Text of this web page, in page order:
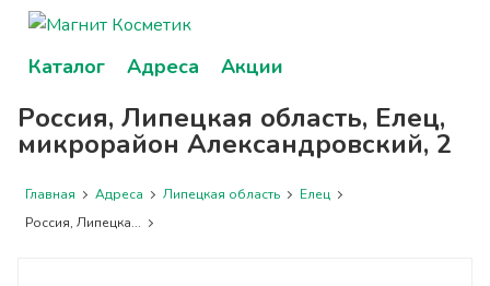
Каталог Адреса Акции
Россия, Липецкая область, Елец,
микрорайон Александровский, 2
Главная Адреса Липецкая область
Елец
Россия, Липецка...